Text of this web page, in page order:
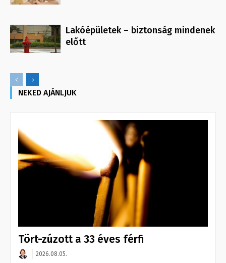
Lakóépületek – biztonság mindenek
előtt
NEKED AJÁNLJUK
Tört-zúzott a 33 éves férfi
2026.08.05.